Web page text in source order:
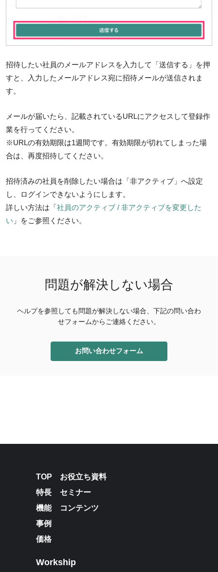
招待したい社員のメールアドレスを入力して「送信する」を押
すと、入力したメールアドレス宛に招待メールが送信されま
す。
メールが届いたら、記載されているURLにアクセスして登録作
業を行ってください。
※URLの有効期限は1週間です。有効期限が切れてしまった場
合は、再度招待してください。
招待済みの社員を削除したい場合は「非アクティブ」へ設定
し、ログインできないようにします。
詳しい方法は「社員のアクティブ / 非アクティブを変更した
い 」をご参照ください。
問題が解決しない場合
ヘルプを参照しても問題が解決しない場合、下記の問い合わ
せフォームからご連絡ください。
お問い合わせフォーム
TOP
特長
機能
事例
価格
お役立ち資料
セミナー
コンテンツ
Workship